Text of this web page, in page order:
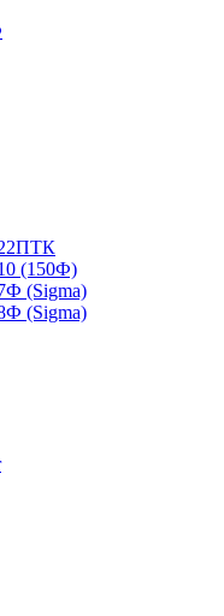
(150Ф)
(Sigma)
(Sigma)